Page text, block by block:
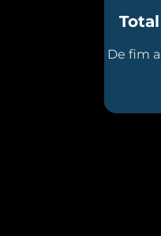
De fim